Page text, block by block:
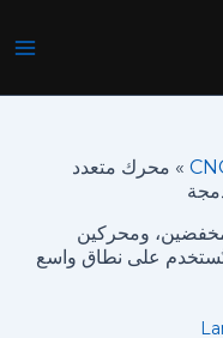
»محرك متعدد
ومحركين
على نطاق واسع